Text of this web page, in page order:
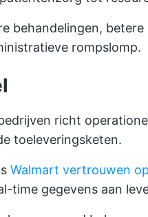
behandelingen,
rompslomp.
richt
toeleveringsketen.
Walmart vertrouwen
time gegevens aan